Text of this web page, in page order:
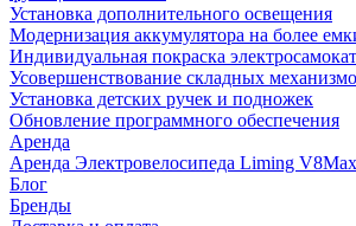
Установка дополнительного освещения
Модернизация аккумулятора на более
Индивидуальная покраска
Усовершенствование складных
Установка детских ручек и подножек
Обновление программного обеспечения
Аренда
Аренда Электровелосипеда Liming
Блог
Бренды